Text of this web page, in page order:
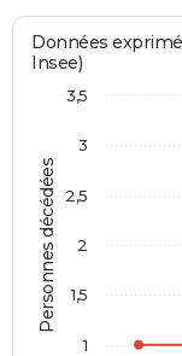
Personnes décédées
Données
Insee)
1
1,5
2
2,5
3
3,5